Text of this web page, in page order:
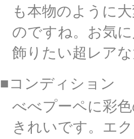
も本物のように
のですね。お気
飾りたい超レア
■コンディション
べべプーペに彩
きれいです。エ